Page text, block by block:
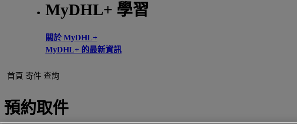
MyDHL+ 學習
關於 MyDHL+
MyDHL+ 的最新資訊
首頁 寄件 查詢
預約取件